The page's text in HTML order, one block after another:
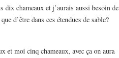
et j’aurais aussi besoin de
d’être dans ces étendues de sable?
cinq chameaux, avec ça on aura